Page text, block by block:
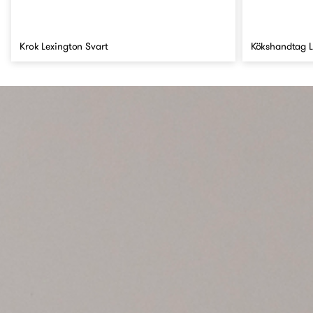
Krok Lexington Svart Kökshandtag